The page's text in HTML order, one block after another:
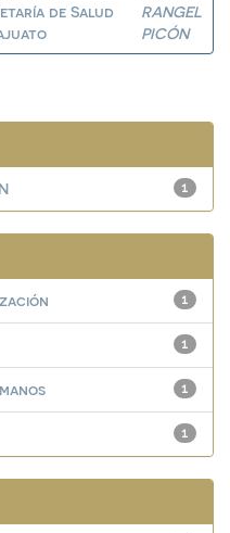
de Salud
RANGEL
PICÓN
1
1
1
1
1